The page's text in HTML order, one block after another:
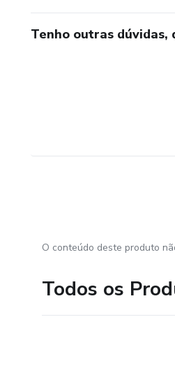
Tenho outras dúvidas,
O conteúdo deste produto
Todos os